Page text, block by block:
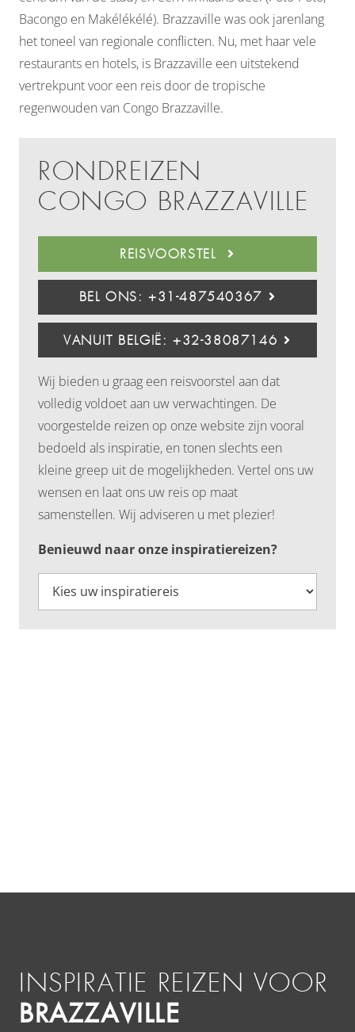
Bacongo en Makélékélé). Brazzaville was ook jarenlang
het toneel van regionale conflicten. Nu, met haar vele
restaurants en hotels, is Brazzaville een uitstekend
vertrekpunt voor een reis door de tropische
regenwouden van Congo Brazzaville.
RONDREIZEN
CONGO BRAZZAVILLE
REISVOORSTEL
BEL ONS: +31-487540367
VANUIT BELGIË: +32-38087146
Wij bieden u graag een reisvoorstel aan dat
volledig voldoet aan uw verwachtingen. De
voorgestelde reizen op onze website zijn vooral
bedoeld als inspiratie, en tonen slechts een
kleine greep uit de mogelijkheden. Vertel ons uw
wensen en laat ons uw reis op maat
samenstellen. Wij adviseren u met plezier!
Benieuwd naar onze inspiratiereizen?
INSPIRATIE REIZEN VOOR
BRAZZAVILLE